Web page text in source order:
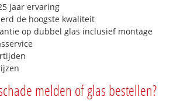
jaar ervaring
de hoogste kwaliteit
op dubbel glas inclusief montage
melden of glas bestellen?